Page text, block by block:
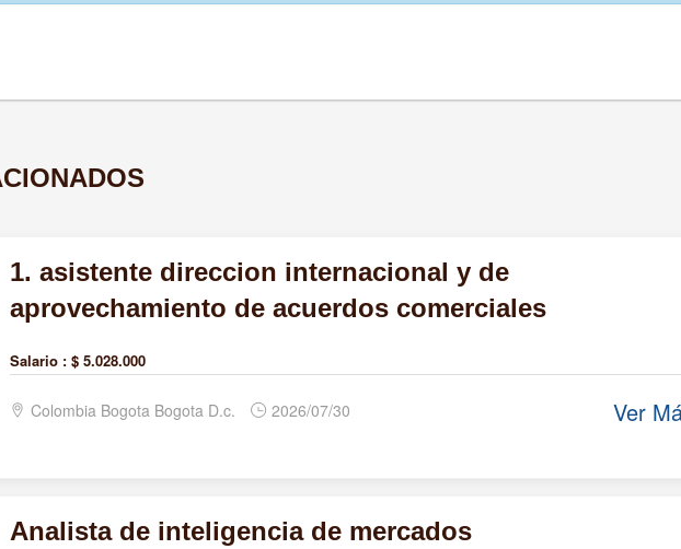
1. asistente direccion internacional y de
aprovechamiento de acuerdos comerciales
Salario : $ 5.028.000
Colombia Bogota Bogota D.c. 2026/07/30 Ver
Analista de inteligencia de mercados